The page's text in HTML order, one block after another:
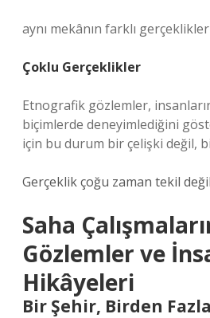
aynı mekânın farklı
Çoklu Gerçeklikler
Etnografik gözlemler,
biçimlerde deneyimlediğini
için bu durum bir çelişki değil,
Gerçeklik çoğu zaman tekil
Saha
Gözlemler ve
Hikâyeleri
Bir Şehir, Birden